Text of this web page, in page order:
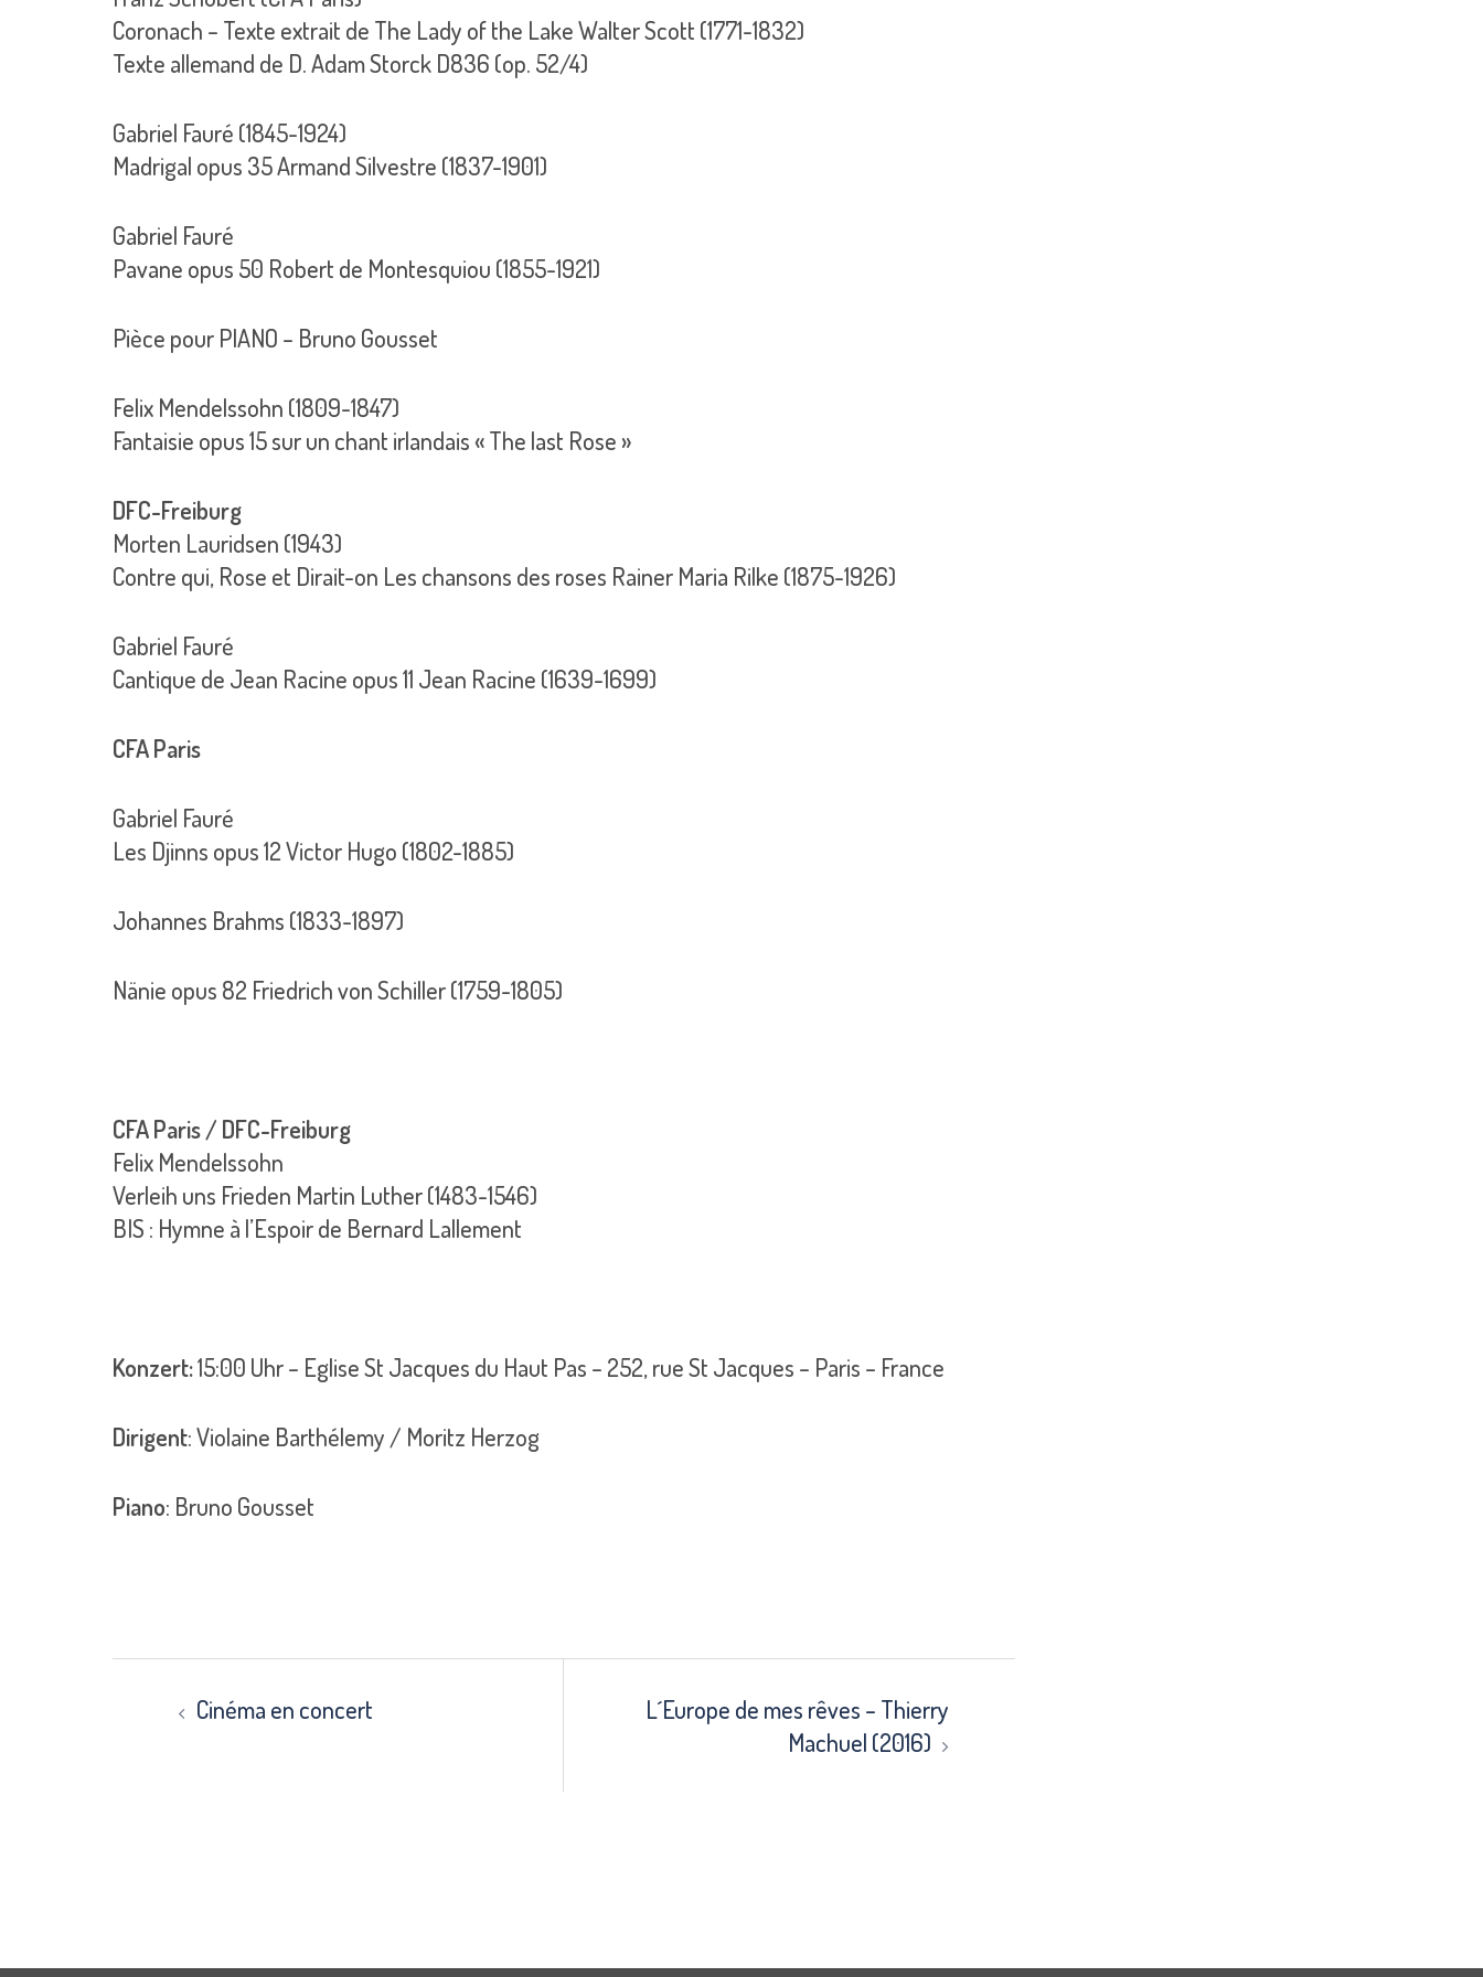
Coronach – Texte extrait de The Lady of the Lake Walter Scott (1771-1832)
Texte allemand de D. Adam Storck D836 (op. 52/4)
Gabriel Fauré (1845-1924)
Madrigal opus 35 Armand Silvestre (1837-1901)
Gabriel Fauré
Pavane opus 50 Robert de Montesquiou (1855-1921)
Pièce pour PIANO – Bruno Gousset
Felix Mendelssohn (1809-1847)
Fantaisie opus 15 sur un chant irlandais « The last Rose »
DFC-Freiburg
Morten Lauridsen (1943)
Contre qui, Rose et Dirait-on Les chansons des roses Rainer Maria Rilke (1875-1926)
Gabriel Fauré
Cantique de Jean Racine opus 11 Jean Racine (1639-1699)
CFA Paris
Gabriel Fauré
Les Djinns opus 12 Victor Hugo (1802-1885)
Johannes Brahms (1833-1897)
Nänie opus 82 Friedrich von Schiller (1759-1805)
CFA Paris / DFC-Freiburg
Felix Mendelssohn
Verleih uns Frieden Martin Luther (1483-1546)
BIS : Hymne à l’Espoir de Bernard Lallement
Konzert:15:00 Uhr – Eglise St Jacques du Haut Pas – 252, rue St Jacques – Paris – France
Dirigent: Violaine Barthélemy / Moritz Herzog
Piano: Bruno Gousset
Beitrags-
Navigation
Cinéma en concert
L´Europe de mes rêves – Thierry
Machuel (2016)